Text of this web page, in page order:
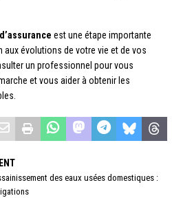
est une étape importante
évolutions de votre vie et de vos
un professionnel pour vous
et vous aider à obtenir les
des eaux usées domestiques :